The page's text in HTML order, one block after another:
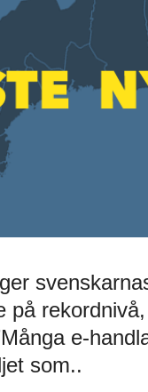
på
e-
som..